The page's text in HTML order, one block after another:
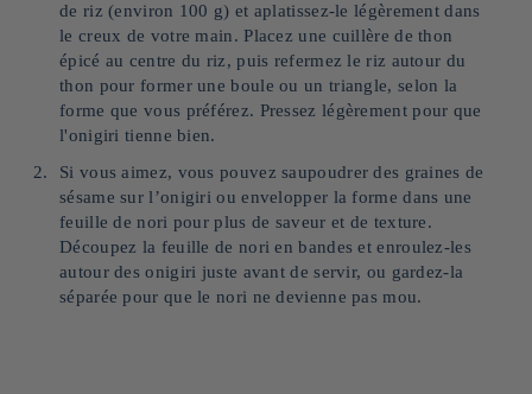
de riz (environ 100 g) et aplatissez-le légèrement dans
le creux de votre main. Placez une cuillère de thon
épicé au centre du riz, puis refermez le riz autour du
thon pour former une boule ou un triangle, selon la
forme que vous préférez. Pressez légèrement pour que
l'onigiri tienne bien.
Si vous aimez, vous pouvez saupoudrer des graines de
sésame sur l’onigiri ou envelopper la forme dans une
feuille de nori pour plus de saveur et de texture.
Découpez la feuille de nori en bandes et enroulez-les
autour des onigiri juste avant de servir, ou gardez-la
séparée pour que le nori ne devienne pas mou.